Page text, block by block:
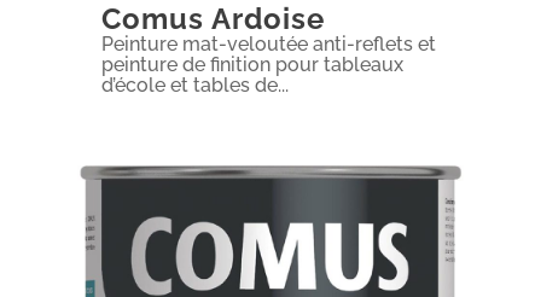
Comus Ardoise
Peinture mat-veloutée anti-reflets et
peinture de finition pour tableaux
d’école et tables de...